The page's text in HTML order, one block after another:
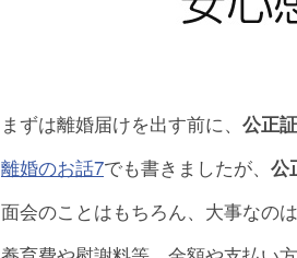
まずは離婚届けを出す前に、 公正
離婚のお話7でも書きましたが、 公
面会のことはもちろん、大事なのは